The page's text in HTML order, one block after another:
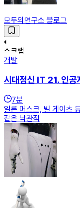
모두의연구소 블로그
스크랩
개발
시대정신 IT 21. 인공
7분
일론 머스크, 빌 게이츠
같은 낙관적